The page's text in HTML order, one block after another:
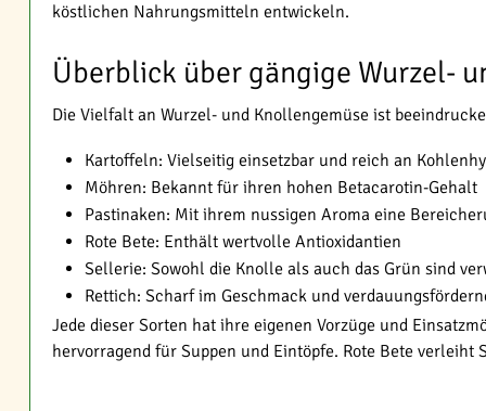
köstlichen Nahrungsmitteln entwickeln.
Überblick über gängige Wurzel-
Die Vielfalt an Wurzel- und Knollengemüse ist
Kartoffeln: Vielseitig einsetzbar und reich an
Möhren: Bekannt für ihren hohen Betacarotin-Gehalt
Pastinaken: Mit ihrem nussigen Aroma eine
Rote Bete: Enthält wertvolle Antioxidantien
Sellerie: Sowohl die Knolle als auch das Grün sind
Rettich: Scharf im Geschmack und
Jede dieser Sorten hat ihre eigenen Vorzüge und
hervorragend für Suppen und Eintöpfe. Rote Bete